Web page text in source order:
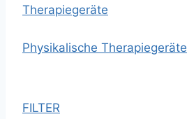
Therapiegeräte
Physikalische Therapiegeräte
FILTER